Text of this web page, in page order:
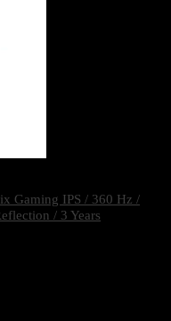
Gaming IPS / 360 Hz /
/ 3 Years